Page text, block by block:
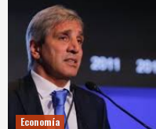
Economía